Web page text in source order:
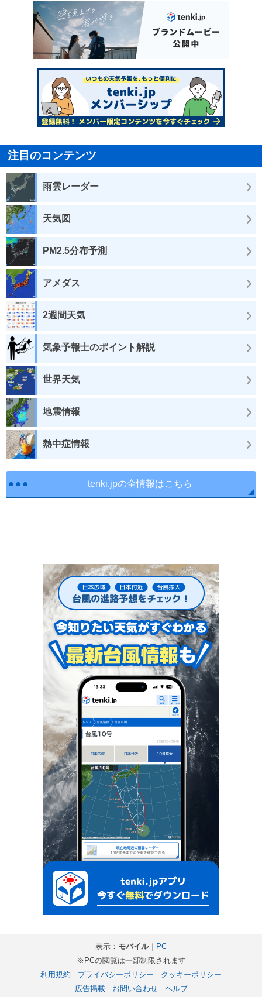
注目のコンテンツ
雨雲レーダー
天気図
PM2.5分布予測
アメダス
2週間天気
気象予報士のポイント解説
世界天気
地震情報
熱中症情報
tenki.jpの全情報はこちら
表示： モバイル｜
PC
※PCの閲覧は一部制限されます
利用規約 - プライバシーポリシー - クッキーポリシー
広告掲載- お問い合わせ- ヘルプ